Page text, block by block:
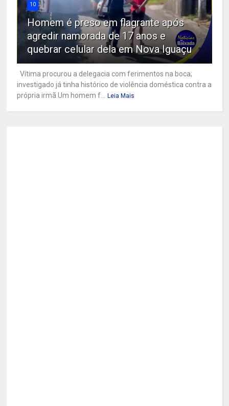
10
Homem é preso em flagrante após
agredir namorada de 17 anos e
quebrar celular dela em Nova Iguaçu
Vítima procurou a delegacia com ferimentos na boca;
investigado já tinha histórico de violência doméstica contra a
própria irmã Um homem f... Leia Mais